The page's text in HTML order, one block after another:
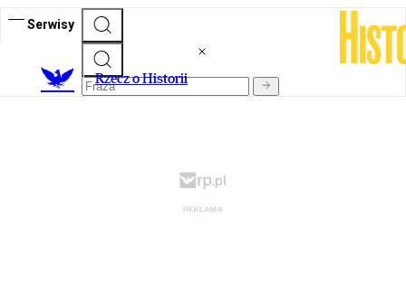
Serwisy
Rzecz o Historii